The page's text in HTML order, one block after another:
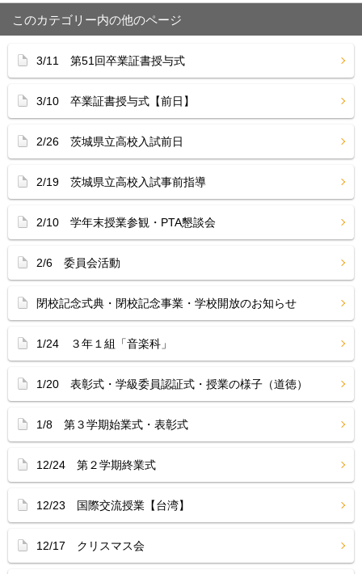
このカテゴリー内の他のページ
3/11 第51回卒業証書授与式
3/10 卒業証書授与式【前日】
2/26 茨城県立高校入試前日
2/19 茨城県立高校入試事前指導
2/10 学年末授業参観・PTA懇談会
2/6 委員会活動
閉校記念式典・閉校記念事業・学校開放のお知らせ
1/24 ３年１組「音楽科」
1/20 表彰式・学級委員認証式・授業の様子（道徳）
1/8 第３学期始業式・表彰式
12/24 第２学期終業式
12/23 国際交流授業【台湾】
12/17 クリスマス会